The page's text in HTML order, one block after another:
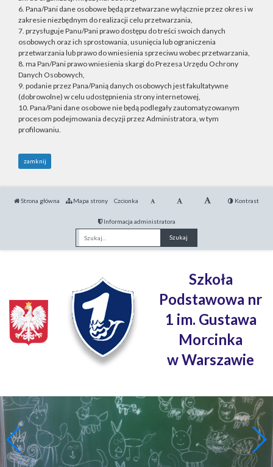
6. Pana/Pani dane osobowe będą przetwarzane wyłącznie przez okres i w
zakresie niezbędnym do realizacji celu przetwarzania,
7. przysługuje Panu/Pani prawo dostępu do treści swoich danych
osobowych oraz ich sprostowania, usunięcia lub ograniczenia
przetwarzania lub prawo do wniesienia sprzeciwu wobec przetwarzania,
8. ma Pan/Pani prawo wniesienia skargi do Prezesa Urzędu Ochrony
Danych Osobowych,
9. podanie przez Pana/Panią danych osobowych jest fakultatywne
(dobrowolne) w celu udostępnienia strony internetowej,
10. Pana/Pani dane osobowe nie będą podlegały zautomatyzowanym
procesom podejmowania decyzji przez Administratora, w tym
profilowaniu.
zamknij
Strona główna Mapa strony Czcionka Kontrast
Informacja administratora
Fraza
Szkoła
Podstawowa nr
1 im. Gustawa
Morcinka
w Warszawie